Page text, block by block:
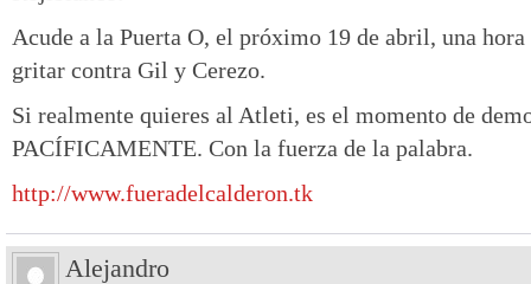
Acude a la Puerta O, el próximo 19 de abril, una
gritar contra Gil y Cerezo.
Si realmente quieres al Atleti, es el momento de
PACÍFICAMENTE. Con la fuerza de la palabra.
http://www.fueradelcalderon.tk
Alejandro